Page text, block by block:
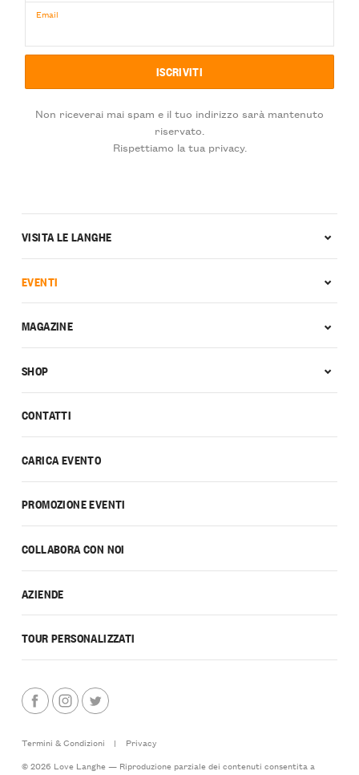
Email
Non riceverai mai spam e il tuo indirizzo sarà mantenuto
riservato.
Rispettiamo la tua privacy.
CONTATTI
CARICA EVENTO
PROMOZIONE EVENTI
COLLABORA CON NOI
AZIENDE
TOUR PERSONALIZZATI
VISITA LE LANGHE
EVENTI
MAGAZINE
SHOP
Termini & Condizioni |
Privacy
© 2026 Love Langhe — Riproduzione parziale dei contenuti consentita a